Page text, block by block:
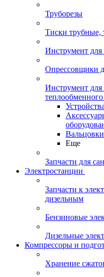
Труборезы
Тиски
Инструмент для
Опрессовщики
Инструмент для
Еще
Запчасти для
Электростанции
Запчасти к
дизельным
Бензиновые
Дизельные
Компрессоры и
Хранение